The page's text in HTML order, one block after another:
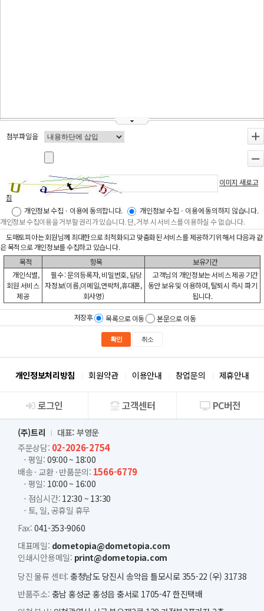
첨부파일을
이미지 새로고
침
개인정보 수집ㆍ이용에 동의합니다.
개인정보 수집ㆍ이용에 동의하지 않습니다.
개인정보 수집이용을 거부할 권리가 있습니다. 단, 거부 시 서비스를 이용하실 수 없습니다.
도매토피아는 회원님께 최대한으로 최적화되고 맞춤화된 서비스를 제공하기 위해서 다음과 같
은 목적으로 개인정보를 수집하고 있습니다.
목적
항목
보유기간
개인식별,
회원 서비스
제공
필수 : 문의등록자, 비밀번호, 담당
자정보(이름,이메일,연락처,휴대폰,
회사명)
고객님의 개인정보는 서비스 제공 기간
동안 보유 및 이용하여, 탈퇴시 즉시 파기
됩니다.
저장후 목록으로 이동 본문으로 이동
확인 취소
개인정보처리방침 회원약관 이용안내 창업문의 제휴안내
회사소개
로그인 고객센터 PC버전
(주)트리
대표: 부영운
주문상담: 02-2026-2754
- 평일: 09:00 ~ 18:00
배송 · 교환 · 반품문의: 1566-6779
- 평일: 10:00 ~ 16:00
- 점심시간: 12:30 ~ 13:30
- 토, 일, 공휴일 휴무
Fax: 041-353-9060
대표메일: dometopia@dometopia.com
인쇄시안용메일: print@dometopia.com
당진 물류 센터: 충청남도 당진시 송악읍 틀모시로 355-22 (우) 31738
반품주소: 충남 홍성군 홍성읍 충서로 1705-47 한진택배